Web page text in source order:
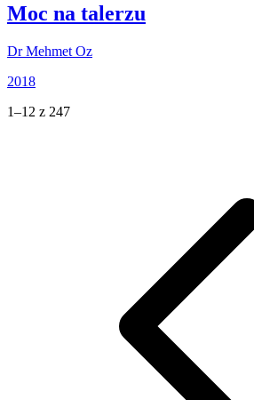
Moc na talerzu
Dr Mehmet Oz
2018
1–12 z 247